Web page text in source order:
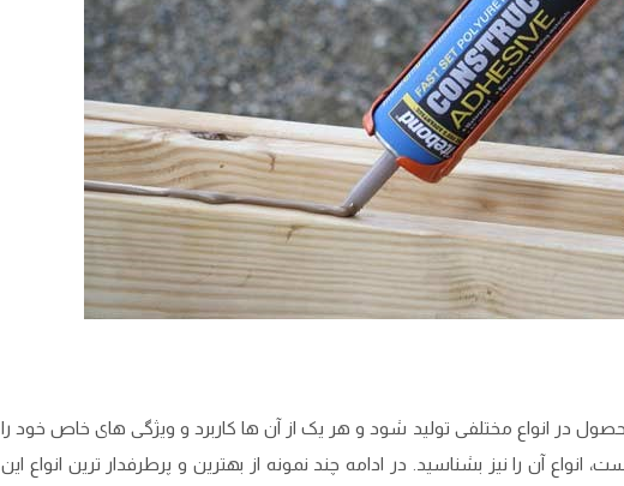
در انواع مختلفی تولید شود و هر یک از آن ‌ها کاربرد و ویژگی ‌های خاص خود را
آن را نیز بشناسید. در ادامه چند نمونه از بهترین و پرطرفدار ترین انواع این